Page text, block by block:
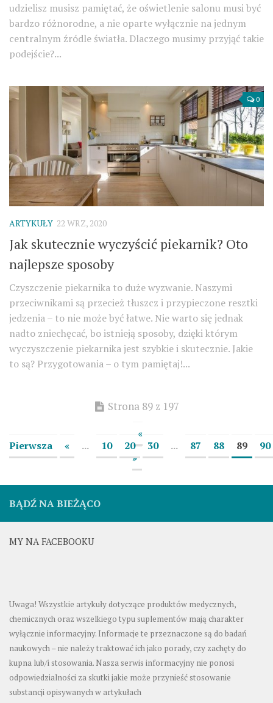
udzielisz musisz pamiętać, że oświetlenie salonu musi być
bardzo różnorodne, a nie oparte wyłącznie na jednym
centralnym źródle światła. Dlaczego musimy przyjąć takie
podejście?...
0
ARTYKUŁY 22 WRZ, 2020
Jak skutecznie wyczyścić piekarnik? Oto
najlepsze sposoby
Czyszczenie piekarnika to duże wyzwanie. Naszymi
przeciwnikami są przecież tłuszcz i przypieczone resztki
jedzenia – to nie może być łatwe. Nie warto się jednak
nadto zniechęcać, bo istnieją sposoby, dzięki którym
wyczyszczenie piekarnika jest szybkie i skutecznie. Jakie
to są? Przygotowania – o tym pamiętaj!...
Strona 89 z 197
«
Pierwsza
« ... 10 20 30 ... 87 88 89
90
»
BĄDŹ NA BIEŻĄCO
MY NA FACEBOOKU
Uwaga! Wszystkie artykuły dotyczące produktów medycznych,
chemicznych oraz wszelkiego typu suplementów mają charakter
wyłącznie informacyjny. Informacje te przeznaczone są do badań
naukowych – nie należy traktować ich jako porady, czy zachęty do
kupna lub/i stosowania. Nasza serwis informacyjny nie ponosi
odpowiedzialności za skutki jakie może przynieść stosowanie
substancji opisywanych w artykułach